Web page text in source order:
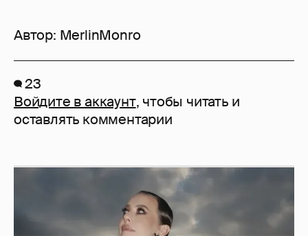
Автор: MerlinMonro
23
Войдите в аккаунт, чтобы читать и
оставлять комментарии